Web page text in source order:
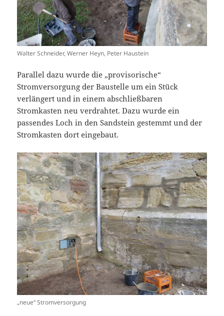
Walter Schneider, Werner Heyn, Peter Haustein
Parallel dazu wurde die „provisorische“
Stromversorgung der Baustelle um ein Stück
verlängert und in einem abschließbaren
Stromkasten neu verdrahtet. Dazu wurde ein
passendes Loch in den Sandstein gestemmt und der
Stromkasten dort eingebaut.
„neue“ Stromversorgung